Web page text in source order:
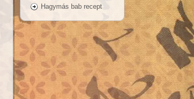
Hagymás bab recept